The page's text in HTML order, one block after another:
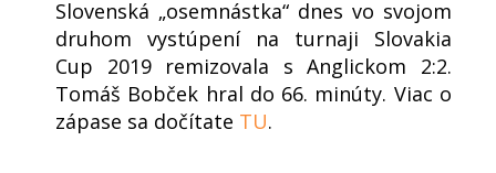
Slovenská „osemnástka“ dnes vo svojom
druhom vystúpení na turnaji Slovakia
Cup 2019 remizovala s Anglickom 2:2.
Tomáš Bobček hral do 66. minúty. Viac o
zápase sa dočítate TU.